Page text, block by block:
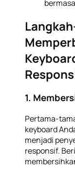
1.
Pertama-
keyboard
menjadi
responsif.